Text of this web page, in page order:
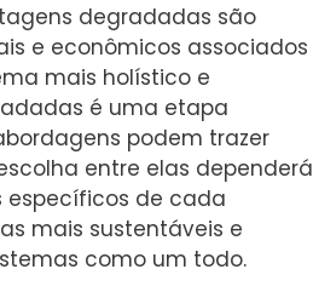
degradadas são
e econômicos associados
mais holístico e
é uma etapa
podem trazer
entre elas dependerá
específicos de cada
mais sustentáveis ​​e
como um todo.